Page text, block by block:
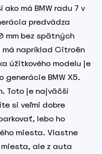
má BMW radu 7 v
predvádza
mm bez spätných
má napríklad Citroën
úžitkového modelu je
generácie BMW X5.
Toto je najväčší
si veľmi dobre
lebo ho
miesta. Vlastne
ale z auta